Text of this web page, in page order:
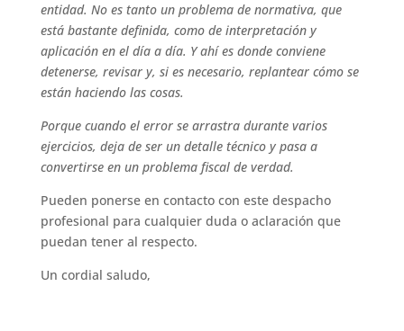
entidad. No es tanto un problema de normativa, que
está bastante definida, como de interpretación y
aplicación en el día a día. Y ahí es donde conviene
detenerse, revisar y, si es necesario, replantear cómo se
están haciendo las cosas.
Porque cuando el error se arrastra durante varios
ejercicios, deja de ser un detalle técnico y pasa a
convertirse en un problema fiscal de verdad.
Pueden ponerse en contacto con este despacho
profesional para cualquier duda o aclaración que
puedan tener al respecto.
Un cordial saludo,